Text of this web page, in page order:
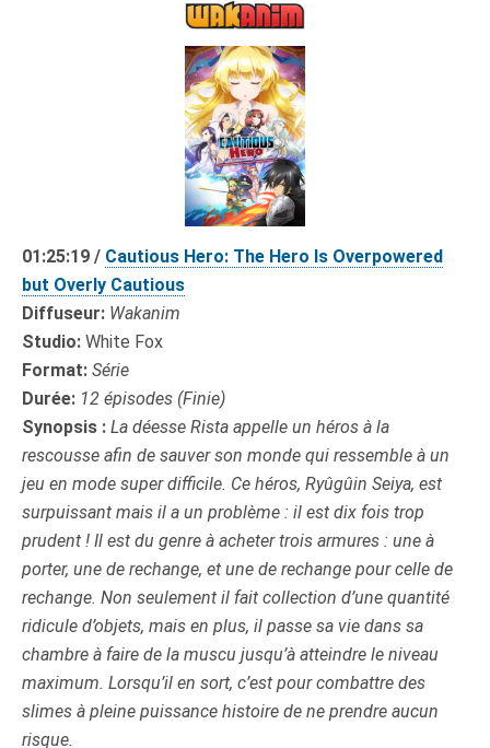
01:25:19 / Cautious Hero: The Hero Is Overpowered
but Overly Cautious
Diffuseur: Wakanim
Studio: White Fox
Format: Série
Durée: 12 épisodes (Finie)
Synopsis : La déesse Rista appelle un héros à la
rescousse afin de sauver son monde qui ressemble à un
jeu en mode super difficile. Ce héros, Ryûgûin Seiya, est
surpuissant mais il a un problème : il est dix fois trop
prudent ! Il est du genre à acheter trois armures : une à
porter, une de rechange, et une de rechange pour celle de
rechange. Non seulement il fait collection d’une quantité
ridicule d’objets, mais en plus, il passe sa vie dans sa
chambre à faire de la muscu jusqu’à atteindre le niveau
maximum. Lorsqu’il en sort, c’est pour combattre des
slimes à pleine puissance histoire de ne prendre aucun
risque.